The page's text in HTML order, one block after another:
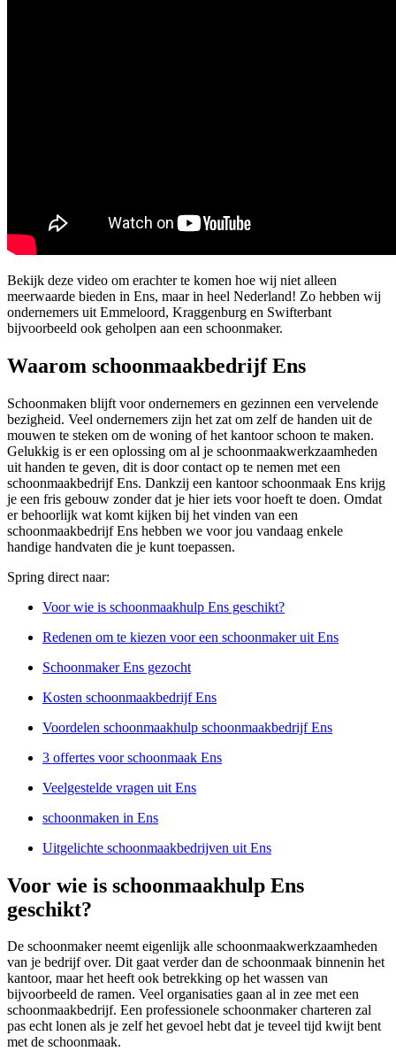
Bekijk deze video om erachter te komen hoe wij niet alleen
meerwaarde bieden in Ens, maar in heel Nederland! Zo hebben wij
ondernemers uit Emmeloord, Kraggenburg en Swifterbant
bijvoorbeeld ook geholpen aan een schoonmaker.
Waarom schoonmaakbedrijf Ens
Schoonmaken blijft voor ondernemers en gezinnen een vervelende
bezigheid. Veel ondernemers zijn het zat om zelf de handen uit de
mouwen te steken om de woning of het kantoor schoon te maken.
Gelukkig is er een oplossing om al je schoonmaakwerkzaamheden
uit handen te geven, dit is door contact op te nemen met een
schoonmaakbedrijf Ens. Dankzij een kantoor schoonmaak Ens krijg
je een fris gebouw zonder dat je hier iets voor hoeft te doen. Omdat
er behoorlijk wat komt kijken bij het vinden van een
schoonmaakbedrijf Ens hebben we voor jou vandaag enkele
handige handvaten die je kunt toepassen.
Spring direct naar:
Voor wie is schoonmaakhulp Ens geschikt?
Redenen om te kiezen voor een schoonmaker uit Ens
Schoonmaker Ens gezocht
Kosten schoonmaakbedrijf Ens
Voordelen schoonmaakhulp schoonmaakbedrijf Ens
3 offertes voor schoonmaak Ens
Veelgestelde vragen uit Ens
schoonmaken in Ens
Uitgelichte schoonmaakbedrijven uit Ens
Voor wie is schoonmaakhulp Ens
geschikt?
De schoonmaker neemt eigenlijk alle schoonmaakwerkzaamheden
van je bedrijf over. Dit gaat verder dan de schoonmaak binnenin het
kantoor, maar het heeft ook betrekking op het wassen van
bijvoorbeeld de ramen. Veel organisaties gaan al in zee met een
schoonmaakbedrijf. Een professionele schoonmaker charteren zal
pas echt lonen als je zelf het gevoel hebt dat je teveel tijd kwijt bent
met de schoonmaak.